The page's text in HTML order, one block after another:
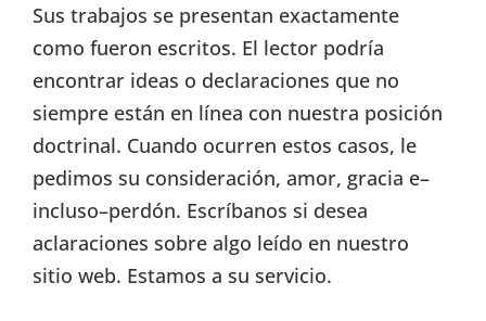
Sus trabajos se presentan exactamente
como fueron escritos. El lector podría
encontrar ideas o declaraciones que no
siempre están en línea con nuestra posición
doctrinal. Cuando ocurren estos casos, le
pedimos su consideración, amor, gracia e–
incluso–perdón. Escríbanos si desea
aclaraciones sobre algo leído en nuestro
sitio web. Estamos a su servicio.